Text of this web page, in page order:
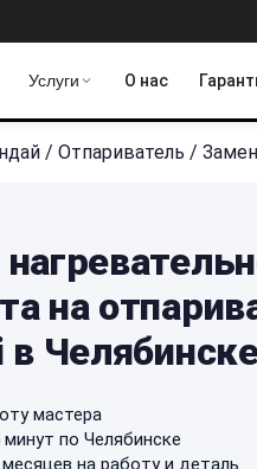
Услуги О нас
/ Отпариватель /
на
в
мастера
по Челябинске
месяцев на работу и деталь